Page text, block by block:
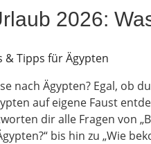
2026:
nach Ägypten? Egal, ob
auf eigene Faust
dir alle Fragen von
bis hin zu „Wie